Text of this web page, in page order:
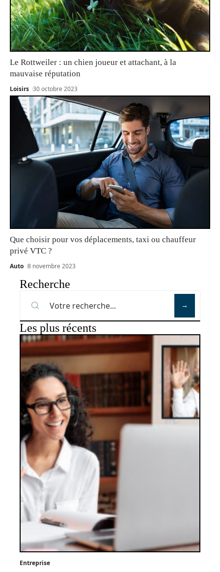
Le Rottweiler : un chien joueur et attachant, à la
mauvaise réputation
Loisirs 30 octobre 2023
Que choisir pour vos déplacements, taxi ou chauffeur
privé VTC ?
Auto 8 novembre 2023
Recherche
Les plus récents
Entreprise